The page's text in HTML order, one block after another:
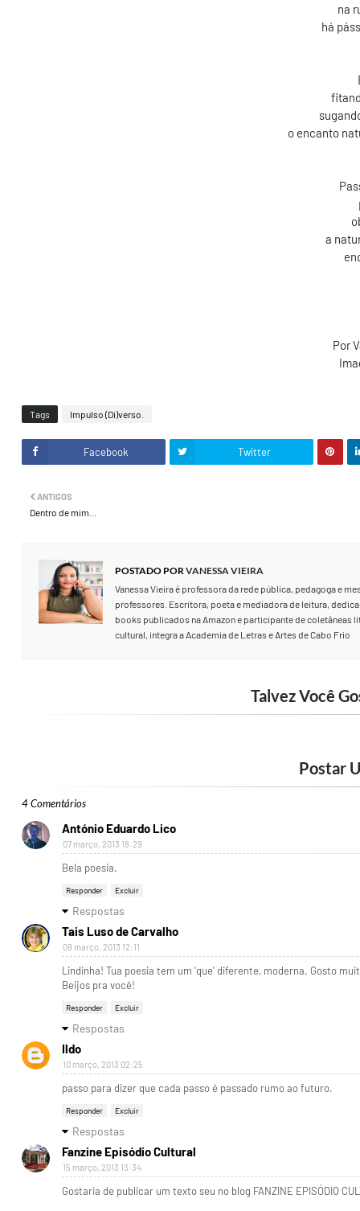
na
há
o encanto
a
Por
Tags Impulso (Di)verso.
Facebook Twitter
ANTIGOS
Dentro de mim...
POSTADO PORVANESSA VIEIRA
Vanessa Vieira é professora da rede pública, pedagoga e
professores. Escritora, poeta e mediadora de leitura,
books publicados na Amazon e participante de
cultural, integra a Academia de Letras e Artes de Cabo Frio
Talvez Você
Postar
4 Comentários
António Eduardo Lico
07 março, 2013 18:29
Bela poesia.
Responder Excluir
Respostas
Tais Luso de Carvalho
09 março, 2013 12:11
Lindinha! Tua poesia tem um 'que' diferente, moderna. Gosto
Beijos pra você!
Responder Excluir
Respostas
Ildo
10 março, 2013 02:25
passo para dizer que cada passo é passado rumo ao futuro.
Responder Excluir
Respostas
Fanzine Episódio Cultural
15 março, 2013 13:34
Gostaria de publicar um texto seu no blog FANZINE EPISÓDIO